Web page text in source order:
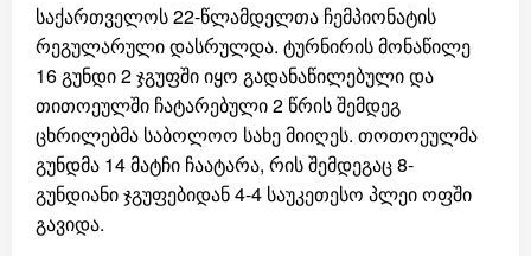
საქართველოს 22-წლამდელთა ჩემპიონატის
რეგულარული დასრულდა. ტურნირის მონაწილე
16 გუნდი 2 ჯგუფში იყო გადანაწილებული და
თითოეულში ჩატარებული 2 წრის შემდეგ
ცხრილებმა საბოლოო სახე მიიღეს. თოთოეულმა
გუნდმა 14 მატჩი ჩაატარა, რის შემდეგაც 8-
გუნდიანი ჯგუფებიდან 4-4 საუკეთესო პლეი ოფში
გავიდა.